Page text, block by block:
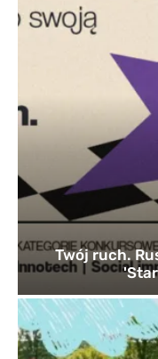
Twój ruch.